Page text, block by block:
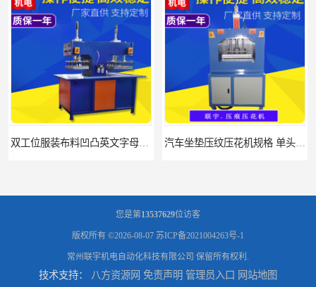
双工位服装布料凹凸英文字母压字机找联宇制造厂 汽车坐垫压纹压花机规格 单头大台面凹凸压花机 现货供应
您是第13537629位访客
版权所有 ©2026-08-07 苏ICP备2021004263号-1
常州联宇机电自动化科技有限公司 保留所有权利.
技术支持： 八方资源网 免责声明 管理员入口 网站地图